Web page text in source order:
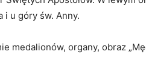
i u góry św. Anny.
medalionów, organy, obraz